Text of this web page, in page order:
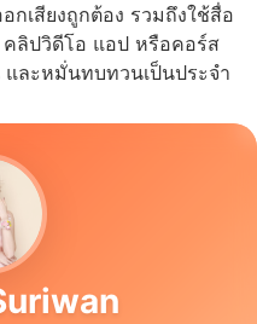
กเสียงถูกต้อง รวมถึงใช้สื่อ
คลิปวิดีโอ แอป หรือคอร์ส
ละหมั่นทบทวนเป็นประจำ